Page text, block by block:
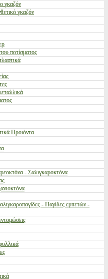
γκαζόν
γκαζόν
ποτίσματος
Προιόντα
- Σαλιγκαροκτόνα
- Παγίδες ερπετών -